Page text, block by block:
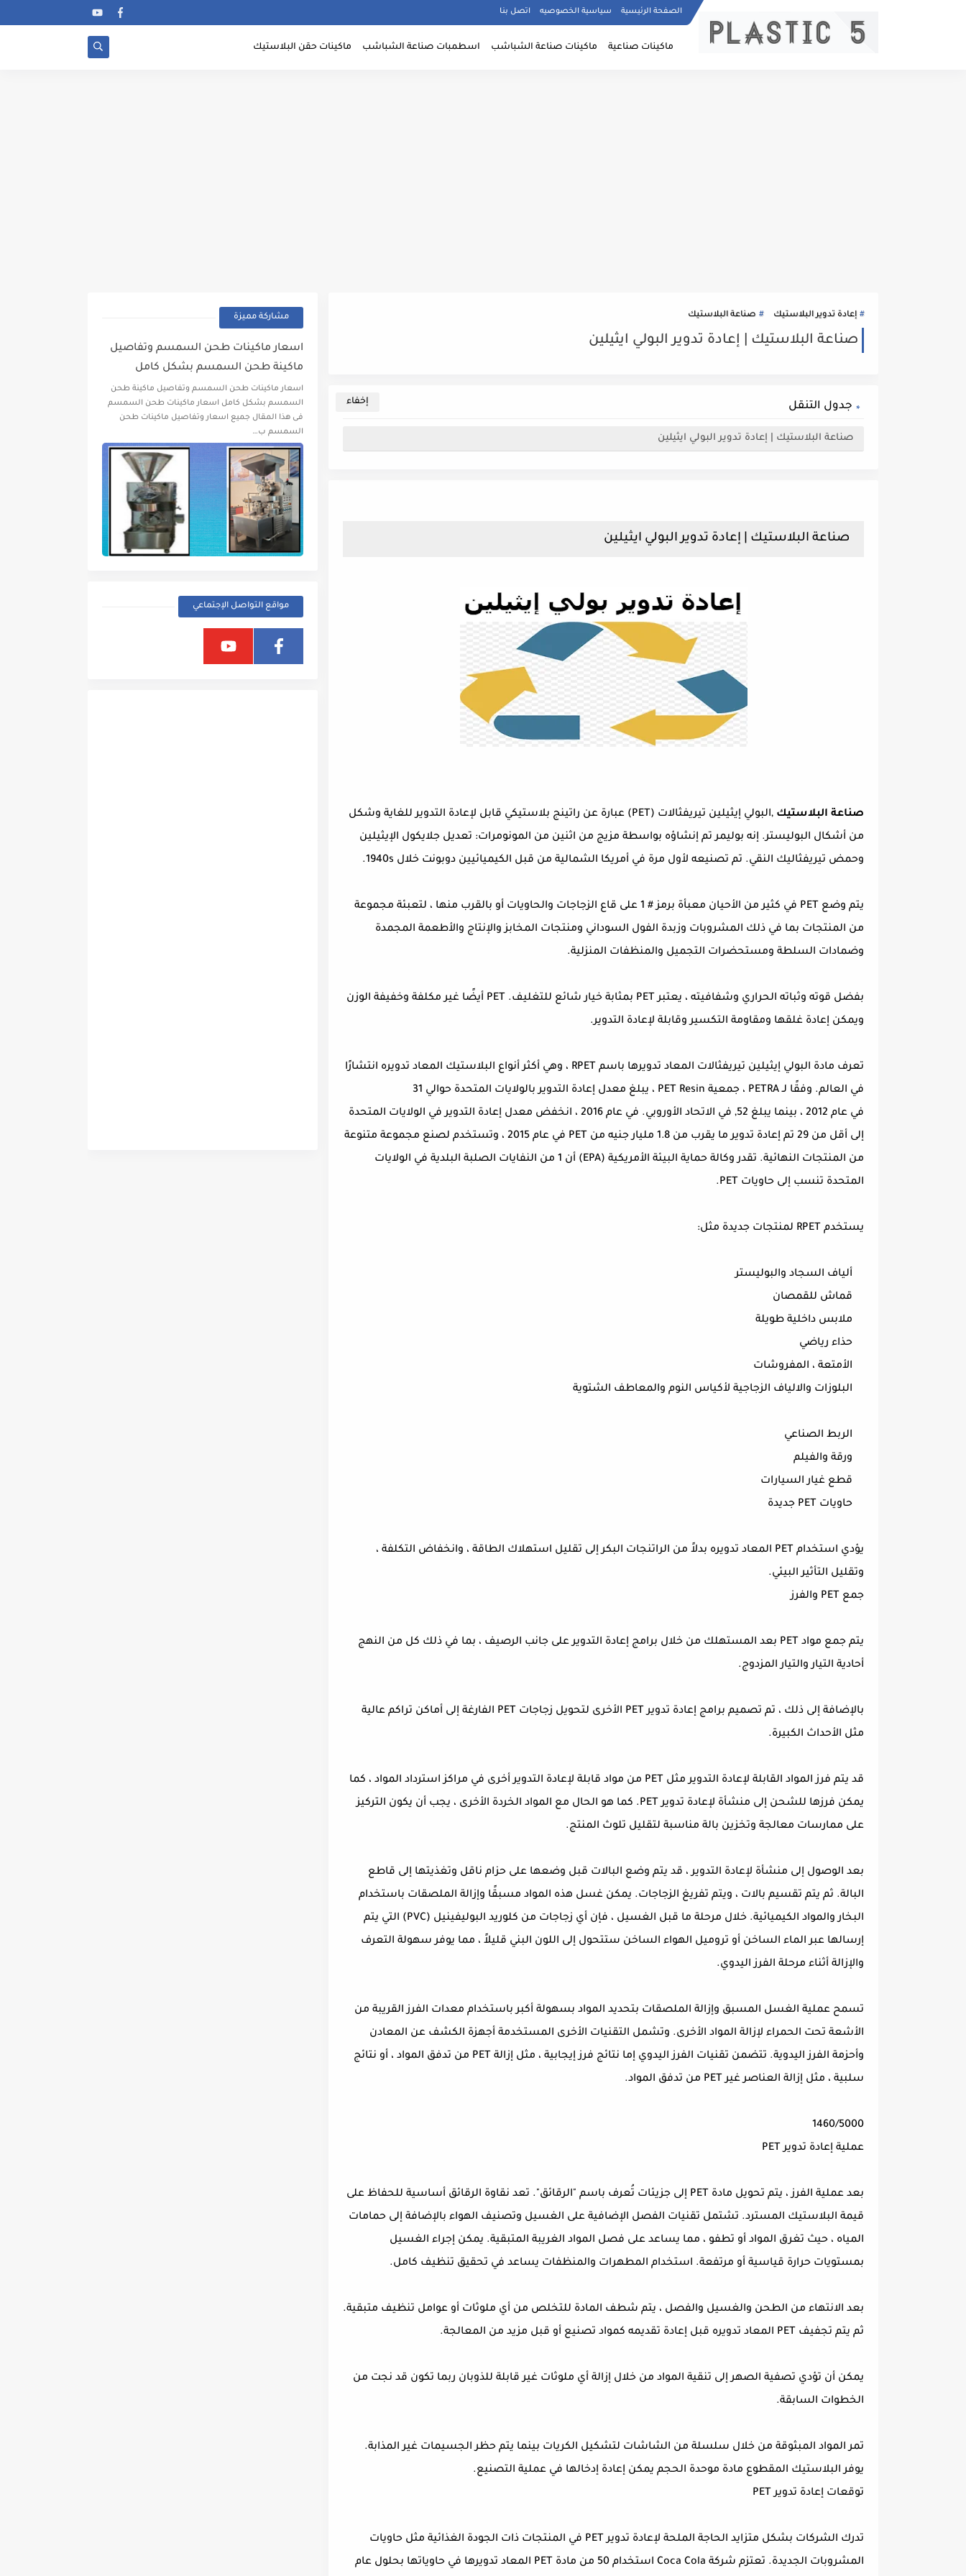
الصفحة الرئيسية سياسية الخصوصيه اتصل بنا
ماكينات صناعية ماكينات صناعة الشباشب اسطمبات صناعة الشباشب ماكينات حقن البلاستيك
إعادة تدوير البلاستيك صناعة البلاستيك
صناعة البلاستيك | إعادة تدوير البولي ايثيلين
جدول التنقل
صناعة البلاستيك | إعادة تدوير البولي ايثيلين
صناعة البلاستيك | إعادة تدوير البولي ايثيلين
صناعة البلاستيك
,البولي إيثيلين تيريفثالات (PET) عبارة عن راتينج بلاستيكي قابل لإعادة التدوير للغاية وشكل
من أشكال البوليستر. إنه بوليمر تم إنشاؤه بواسطة مزيج من اثنين من المونومرات: تعديل جلايكول الإيثيلين
وحمض تيريفثاليك النقي. تم تصنيعه لأول مرة في أمريكا الشمالية من قبل الكيميائيين دوبونت خلال 1940s.
يتم وضع PET في كثير من الأحيان معبأة برمز # 1 على قاع الزجاجات والحاويات أو بالقرب منها ، لتعبئة مجموعة
من المنتجات بما في ذلك المشروبات وزبدة الفول السوداني ومنتجات المخابز والإنتاج والأطعمة المجمدة
وضمادات السلطة ومستحضرات التجميل والمنظفات المنزلية.
بفضل قوته وثباته الحراري وشفافيته ، يعتبر PET بمثابة خيار شائع للتغليف. PET أيضًا غير مكلفة وخفيفة الوزن
ويمكن إعادة غلقها ومقاومة التكسير وقابلة لإعادة التدوير.
تعرف مادة البولي إيثيلين تيريفثالات المعاد تدويرها باسم RPET ، وهي أكثر أنواع البلاستيك المعاد تدويره انتشارًا
في العالم. وفقًا لـ PETRA ، جمعية PET Resin ، يبلغ معدل إعادة التدوير بالولايات المتحدة حوالي 31
في عام 2012 ، بينما يبلغ 52, في الاتحاد الأوروبي. في عام 2016 ، انخفض معدل إعادة التدوير في الولايات المتحدة
إلى أقل من 29 تم إعادة تدوير ما يقرب من 1.8 مليار جنيه من PET في عام 2015 ، وتستخدم لصنع مجموعة متنوعة
من المنتجات النهائية. تقدر وكالة حماية البيئة الأمريكية (EPA) أن 1 من النفايات الصلبة البلدية في الولايات
المتحدة تنسب إلى حاويات PET.
يستخدم RPET لمنتجات جديدة مثل:
ألياف السجاد والبوليستر
قماش للقمصان
ملابس داخلية طويلة
حذاء رياضي
الأمتعة ، المفروشات
البلوزات والالياف الزجاجية لأكياس النوم والمعاطف الشتوية
الربط الصناعي
ورقة والفيلم
قطع غيار السيارات
حاويات PET جديدة
يؤدي استخدام PET المعاد تدويره بدلاً من الراتنجات البكر إلى تقليل استهلاك الطاقة ، وانخفاض التكلفة ،
وتقليل التأثير البيئي.
جمع PET والفرز
يتم جمع مواد PET بعد المستهلك من خلال برامج إعادة التدوير على جانب الرصيف ، بما في ذلك كل من النهج
أحادية التيار والتيار المزدوج.
بالإضافة إلى ذلك ، تم تصميم برامج إعادة تدوير PET الأخرى لتحويل زجاجات PET الفارغة إلى أماكن تراكم عالية
مثل الأحداث الكبيرة.
قد يتم فرز المواد القابلة لإعادة التدوير مثل PET من مواد قابلة لإعادة التدوير أخرى في مراكز استرداد المواد ، كما
يمكن فرزها للشحن إلى منشأة لإعادة تدوير PET. كما هو الحال مع المواد الخردة الأخرى ، يجب أن يكون التركيز
على ممارسات معالجة وتخزين بالة مناسبة لتقليل تلوث المنتج.
بعد الوصول إلى منشأة لإعادة التدوير ، قد يتم وضع البالات قبل وضعها على حزام ناقل وتغذيتها إلى قاطع
البالة. ثم يتم تقسيم بالات ، ويتم تفريغ الزجاجات. يمكن غسل هذه المواد مسبقًا وإزالة الملصقات باستخدام
البخار والمواد الكيميائية. خلال مرحلة ما قبل الغسيل ، فإن أي زجاجات من كلوريد البوليفينيل (PVC) التي يتم
إرسالها عبر الماء الساخن أو تروميل الهواء الساخن ستتحول إلى اللون البني قليلاً ، مما يوفر سهولة التعرف
والإزالة أثناء مرحلة الفرز اليدوي.
تسمح عملية الغسل المسبق وإزالة الملصقات بتحديد المواد بسهولة أكبر باستخدام معدات الفرز القريبة من
الأشعة تحت الحمراء لإزالة المواد الأخرى. وتشمل التقنيات الأخرى المستخدمة أجهزة الكشف عن المعادن
وأحزمة الفرز اليدوية. تتضمن تقنيات الفرز اليدوي إما نتائج فرز إيجابية ، مثل إزالة PET من تدفق المواد ، أو نتائج
سلبية ، مثل إزالة العناصر غير PET من تدفق المواد.
1460/5000
عملية إعادة تدوير PET
بعد عملية الفرز ، يتم تحويل مادة PET إلى جزيئات تُعرف باسم "الرقائق". تعد نقاوة الرقائق أساسية للحفاظ على
قيمة البلاستيك المسترد. تشتمل تقنيات الفصل الإضافية على الغسيل وتصنيف الهواء بالإضافة إلى حمامات
المياه ، حيث تغرق المواد أو تطفو ، مما يساعد على فصل المواد الغريبة المتبقية. يمكن إجراء الغسيل
بمستويات حرارة قياسية أو مرتفعة. استخدام المطهرات والمنظفات يساعد في تحقيق تنظيف كامل.
بعد الانتهاء من الطحن والغسيل والفصل ، يتم شطف المادة للتخلص من أي ملوثات أو عوامل تنظيف متبقية.
ثم يتم تجفيف PET المعاد تدويره قبل إعادة تقديمه كمواد تصنيع أو قبل مزيد من المعالجة.
يمكن أن تؤدي تصفية الصهر إلى تنقية المواد من خلال إزالة أي ملوثات غير قابلة للذوبان ربما تكون قد نجت من
الخطوات السابقة.
تمر المواد المبثوقة من خلال سلسلة من الشاشات لتشكيل الكريات بينما يتم حظر الجسيمات غير المذابة.
يوفر البلاستيك المقطوع مادة موحدة الحجم يمكن إعادة إدخالها في عملية التصنيع.
توقعات إعادة تدوير PET
تدرك الشركات بشكل متزايد الحاجة الملحة لإعادة تدوير PET في المنتجات ذات الجودة الغذائية مثل حاويات
المشروبات الجديدة. تعتزم شركة Coca Cola استخدام 50 من مادة PET المعاد تدويرها في حاوياتها بحلول عام
مشاركة مميزة
اسعار ماكينات طحن السمسم وتفاصيل
ماكينة طحن السمسم بشكل كامل
اسعار ماكينات طحن السمسم وتفاصيل ماكينة طحن
السمسم بشكل كامل اسعار ماكينات طحن السمسم
فى هذا المقال جميع اسعار وتفاصيل ماكينات طحن
السمسم ب…
مواقع التواصل الإجتماعي